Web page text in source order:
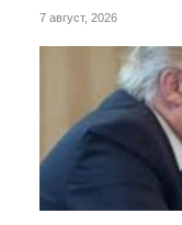
7 август, 2026